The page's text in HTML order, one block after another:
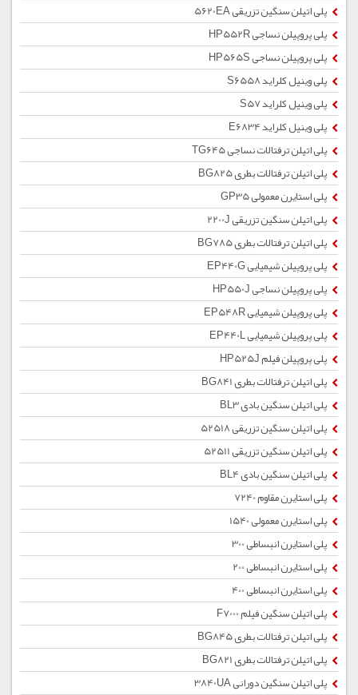
پلی اتیلن سنگین تزریقی 5620EA
پلی پروپیلن نساجی HP552R
پلی پروپیلن نساجی HP565S
پلی وینیل کلراید S6558
پلی وینیل کلراید S57
پلی وینیل کلراید E6834
پلی اتیلن ترفتالات نساجی TG645
پلی اتیلن ترفتالات بطری BG825
پلی استایرن معمولی GP35
پلی اتیلن سنگین تزریقی 2200J
پلی اتیلن ترفتالات بطری BG785
پلی پروپیلن شیمیایی EP440G
پلی پروپیلن نساجی HP550J
پلی پروپیلن شیمیایی EP548R
پلی پروپیلن شیمیایی EP440L
پلی پروپیلن فیلم HP525J
پلی اتیلن ترفتالات بطری BG841
پلی اتیلن سنگین بادی BL3
پلی اتیلن سنگین تزریقی 52518
پلی اتیلن سنگین تزریقی 52511
پلی اتیلن سنگین بادی BL4
پلی استایرن مقاوم 7240
پلی استایرن معمولی 1540
پلی استایرن انبساطی 300
پلی استایرن انبساطی 200
پلی استایرن انبساطی 400
پلی اتیلن سنگین فیلم F7000
پلی اتیلن ترفتالات بطری BG845
پلی اتیلن ترفتالات بطری BG821
پلی اتیلن سنگین دورانی 3840UA